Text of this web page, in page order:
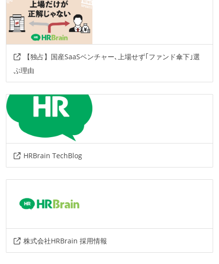
情報共有ツール
slack
その他
google-apps
【独占】国産SaaSベンチャー､上場せず｢ファンド傘下｣選
ぶ理由
HRBrain TechBlog
株式会社HRBrain 採用情報